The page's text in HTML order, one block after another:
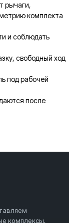
рычаги,
комплекта
и соблюдать
свободный ход
под рабочей
после
комплексы,